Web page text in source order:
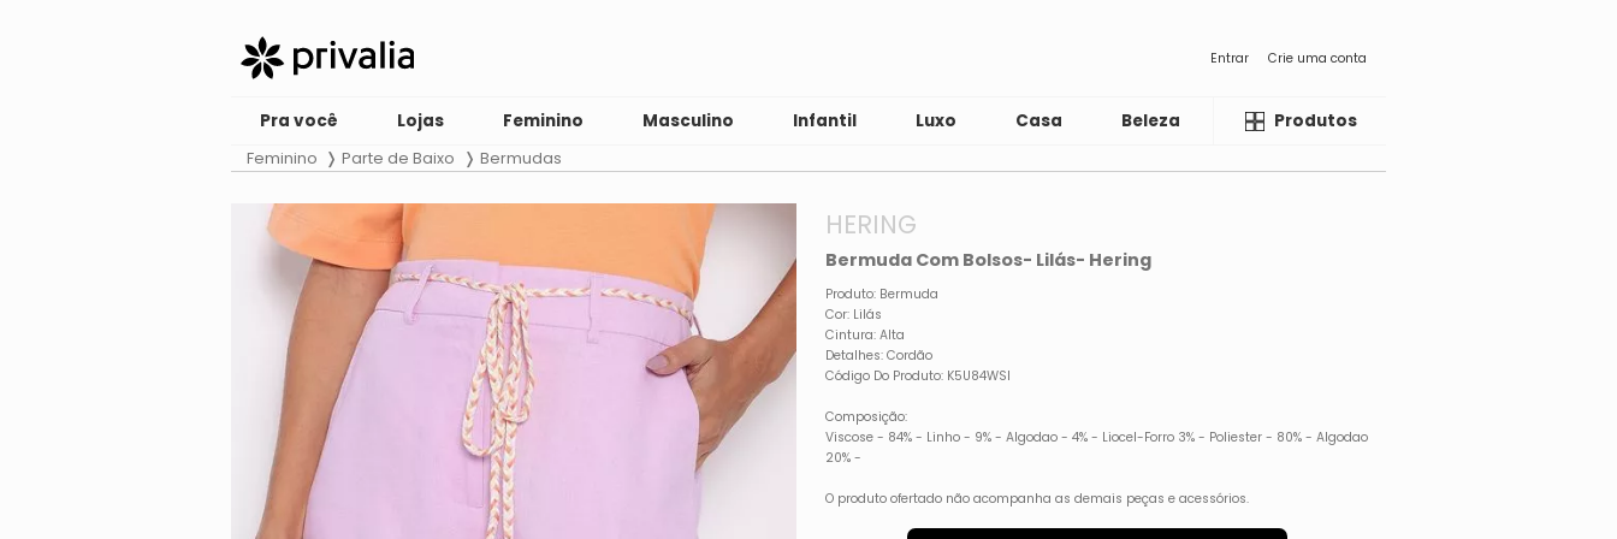
Entrar Crie uma conta
Pra você Lojas Feminino Masculino Infantil Luxo Casa Beleza LiquidaProdutos
Feminino Parte de Baixo Bermudas
HERING
Bermuda Com Bolsos- Lilás- Hering
Produto: Bermuda
Cor: Lilás
Cintura: Alta
Detalhes: Cordão
Código Do Produto: K5U84WSI
Composição:
Viscose - 84% - Linho - 9% - Algodao - 4% - Liocel-Forro 3% - Poliester - 80% - Algodao
20% -
O produto ofertado não acompanha as demais peças e acessórios.